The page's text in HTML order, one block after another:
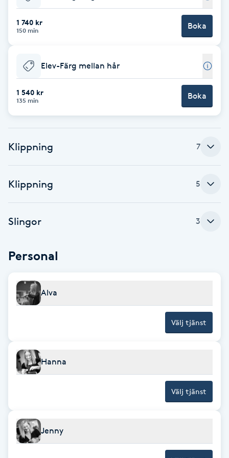
Babylights
Balayage
Barber
Blowout
Bottenfärg
Brynplockning
Celluliter
Color correction
1 740 kr
150 min Boka
Elev-Färg mellan hår
1 540 kr
135 min Boka
Klippning 7
Klippning 5
Slingor 3
Personal
Alva
Välj tjänst
Hanna
Välj tjänst
Jenny